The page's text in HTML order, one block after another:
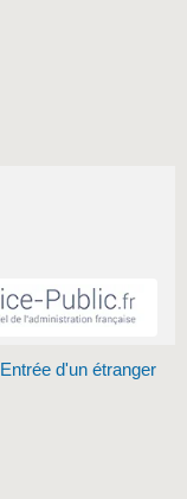
Entrée d'un étranger